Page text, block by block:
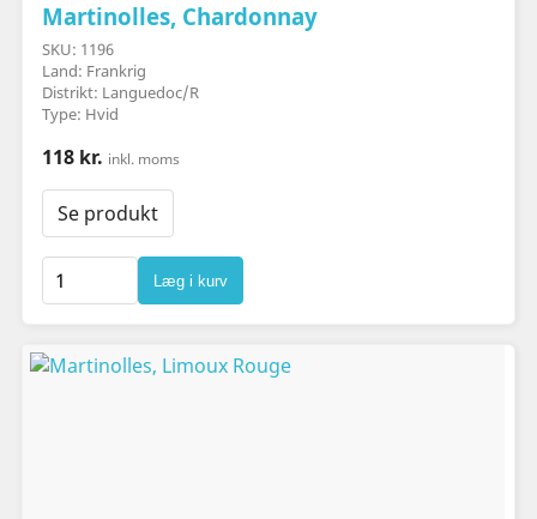
Martinolles, Chardonnay
SKU: 1196
Land: Frankrig
Distrikt: Languedoc/R
Type: Hvid
118 kr. inkl. moms
Se produkt
Læg i kurv